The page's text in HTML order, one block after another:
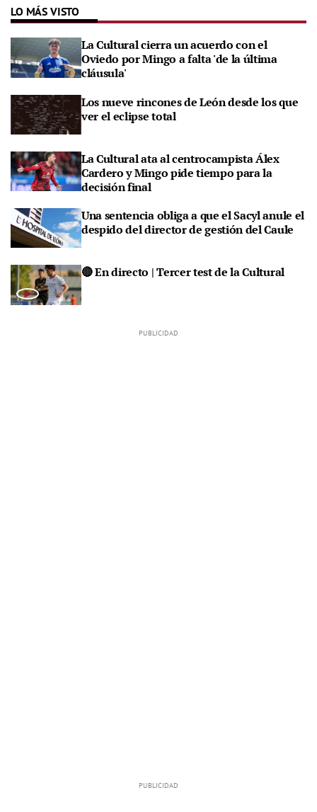
LO MÁS VISTO
La Cultural cierra un acuerdo con el
Oviedo por Mingo a falta 'de la última
cláusula'
Los nueve rincones de León desde los que
ver el eclipse total
La Cultural ata al centrocampista Álex
Cardero y Mingo pide tiempo para la
decisión final
Una sentencia obliga a que el Sacyl anule el
despido del director de gestión del Caule
🔴 En directo | Tercer test de la Cultural